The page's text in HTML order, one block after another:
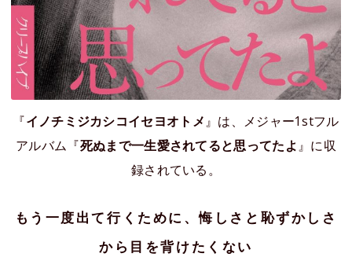
『イノチミジカシコイセヨオトメ』は、メジャー1stフル
アルバム『死ぬまで一生愛されてると思ってたよ』に収
録されている。
もう一度出て行くために、悔しさと恥ずかしさ
から目を背けたくない